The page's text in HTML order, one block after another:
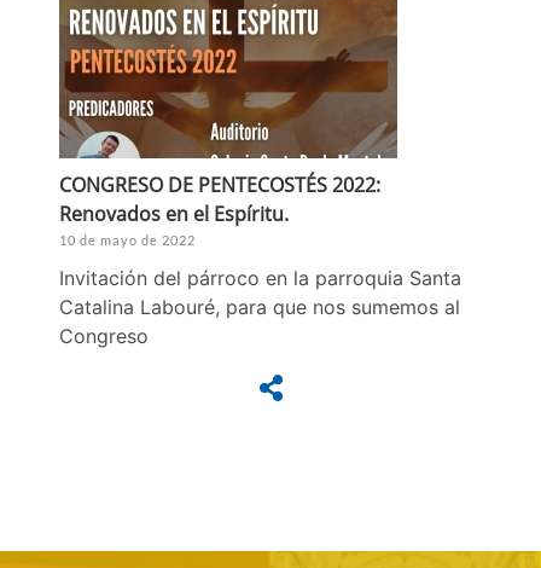
CONGRESO DE PENTECOSTÉS 2022:
Renovados en el Espíritu.
10 de mayo de 2022
Invitación del párroco en la parroquia Santa
Catalina Labouré, para que nos sumemos al
Congreso